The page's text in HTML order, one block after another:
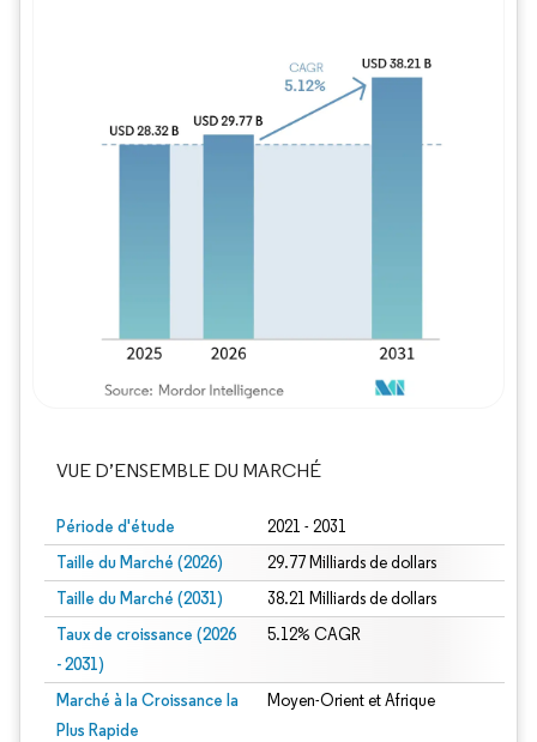
VUE D’ENSEMBLE DU MARCHÉ
Période d'étude 2021 - 2031
Taille du Marché (2026) 29.77 Milliards de dollars
Taille du Marché (2031) 38.21 Milliards de dollars
Taux de croissance (2026
- 2031)
5.12% CAGR
Marché à la Croissance la
Plus Rapide
Moyen-Orient et Afrique